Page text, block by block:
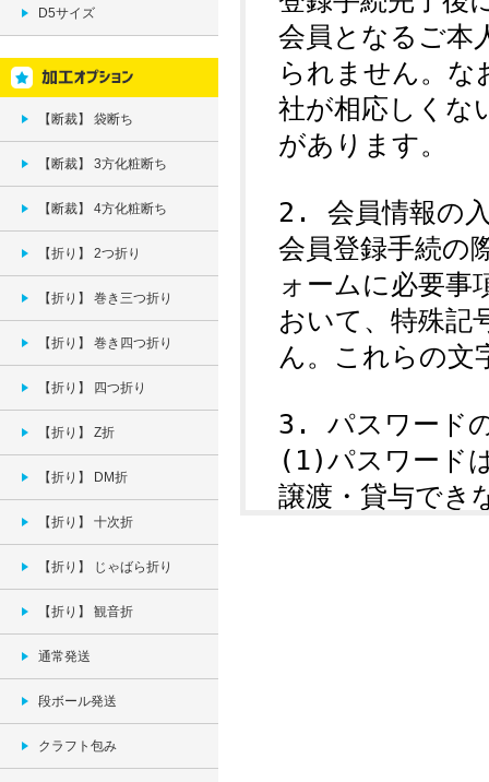
D5サイズ
【断裁】 袋断ち
【断裁】 3方化粧断ち
【断裁】 4方化粧断ち
【折り】 2つ折り
【折り】 巻き三つ折り
【折り】 巻き四つ折り
【折り】 四つ折り
【折り】 Z折
【折り】 DM折
【折り】 十次折
【折り】 じゃばら折り
【折り】 観音折
通常発送
段ボール発送
クラフト包み